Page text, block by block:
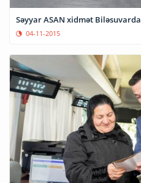
Səyyar ASAN xidmət Biləsuvarda
04-11-2015